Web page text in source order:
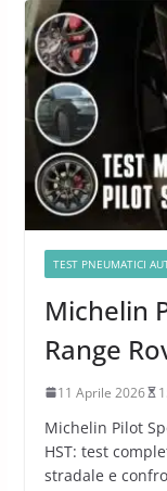
TEST PNEUMATICI
Michelin
Range
11 Aprile 2026
Michelin Pilot
HST: test
stradale e